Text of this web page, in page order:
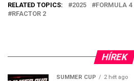
RELATED TOPICS: 2025 FORMULA 4
RFACTOR 2
HÍREK
SUMMER CUP 2 hét ago